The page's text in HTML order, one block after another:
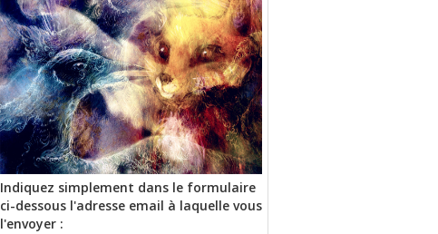
Indiquez simplement dans le formulaire
ci-dessous l'adresse email à laquelle vous
l'envoyer :